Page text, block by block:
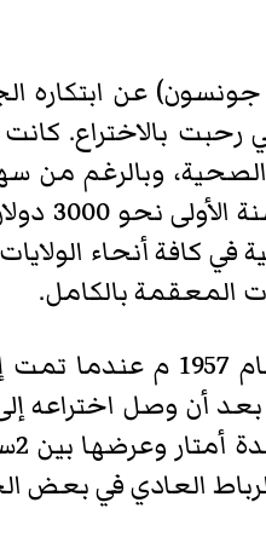
عن
رحبت بالاختراع.
وبالرغم من
كان
حظي إيرل ديكسون بتقدير شركته،
في مجلس أمناء هذه الشركة حتى توفي في
العادي في بعض